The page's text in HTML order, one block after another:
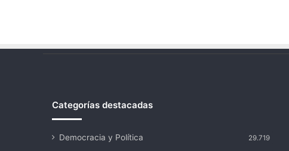
Categorías destacadas
Democracia y Política 29.719